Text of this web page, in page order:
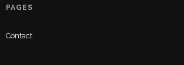
PAGES
Contact